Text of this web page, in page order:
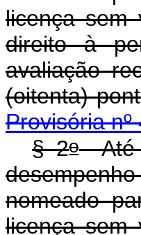
licença sem
direito à
avaliação
Provisória
§ 2oAté
nomeado
licença sem